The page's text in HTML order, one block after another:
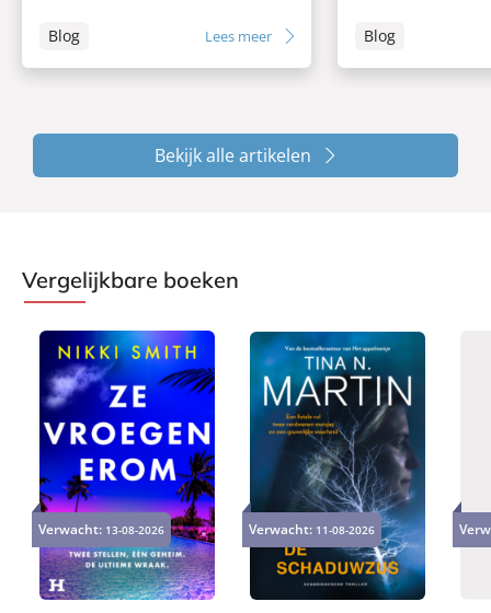
Blog Lees meer Blog
Bekijk alle artikelen
Vergelijkbare boeken
Verwacht: 13-08-2026
b
Verwacht: 11-08-2026
p
p